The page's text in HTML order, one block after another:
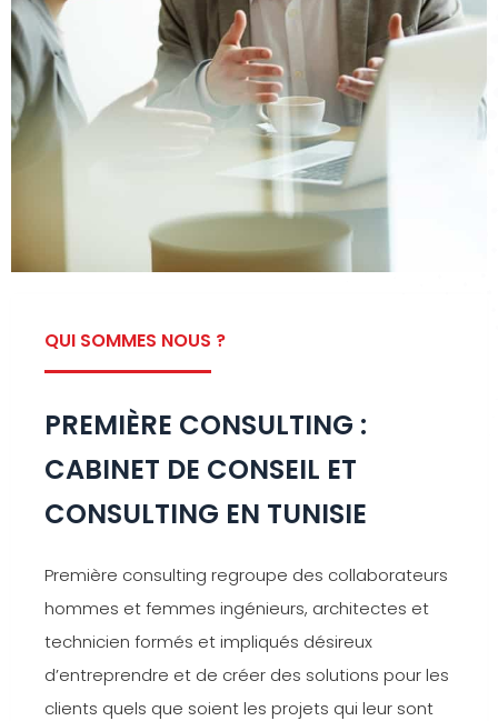
QUI SOMMES NOUS ?
PREMIÈRE CONSULTING :
CABINET DE CONSEIL ET
CONSULTING EN TUNISIE
Première consulting regroupe des collaborateurs
hommes et femmes ingénieurs, architectes et
technicien formés et impliqués désireux
d’entreprendre et de créer des solutions pour les
clients quels que soient les projets qui leur sont